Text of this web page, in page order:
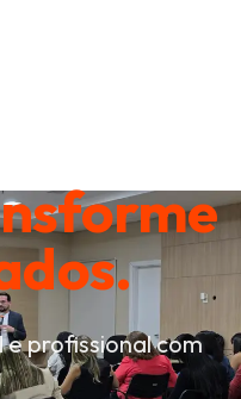
profissional com